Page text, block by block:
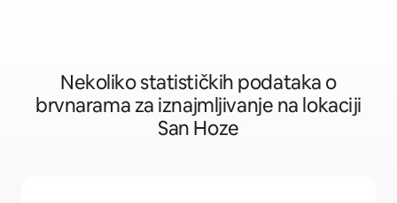
Nekoliko statističkih podataka o
brvnarama za iznajmljivanje na lokaciji
San Hoze